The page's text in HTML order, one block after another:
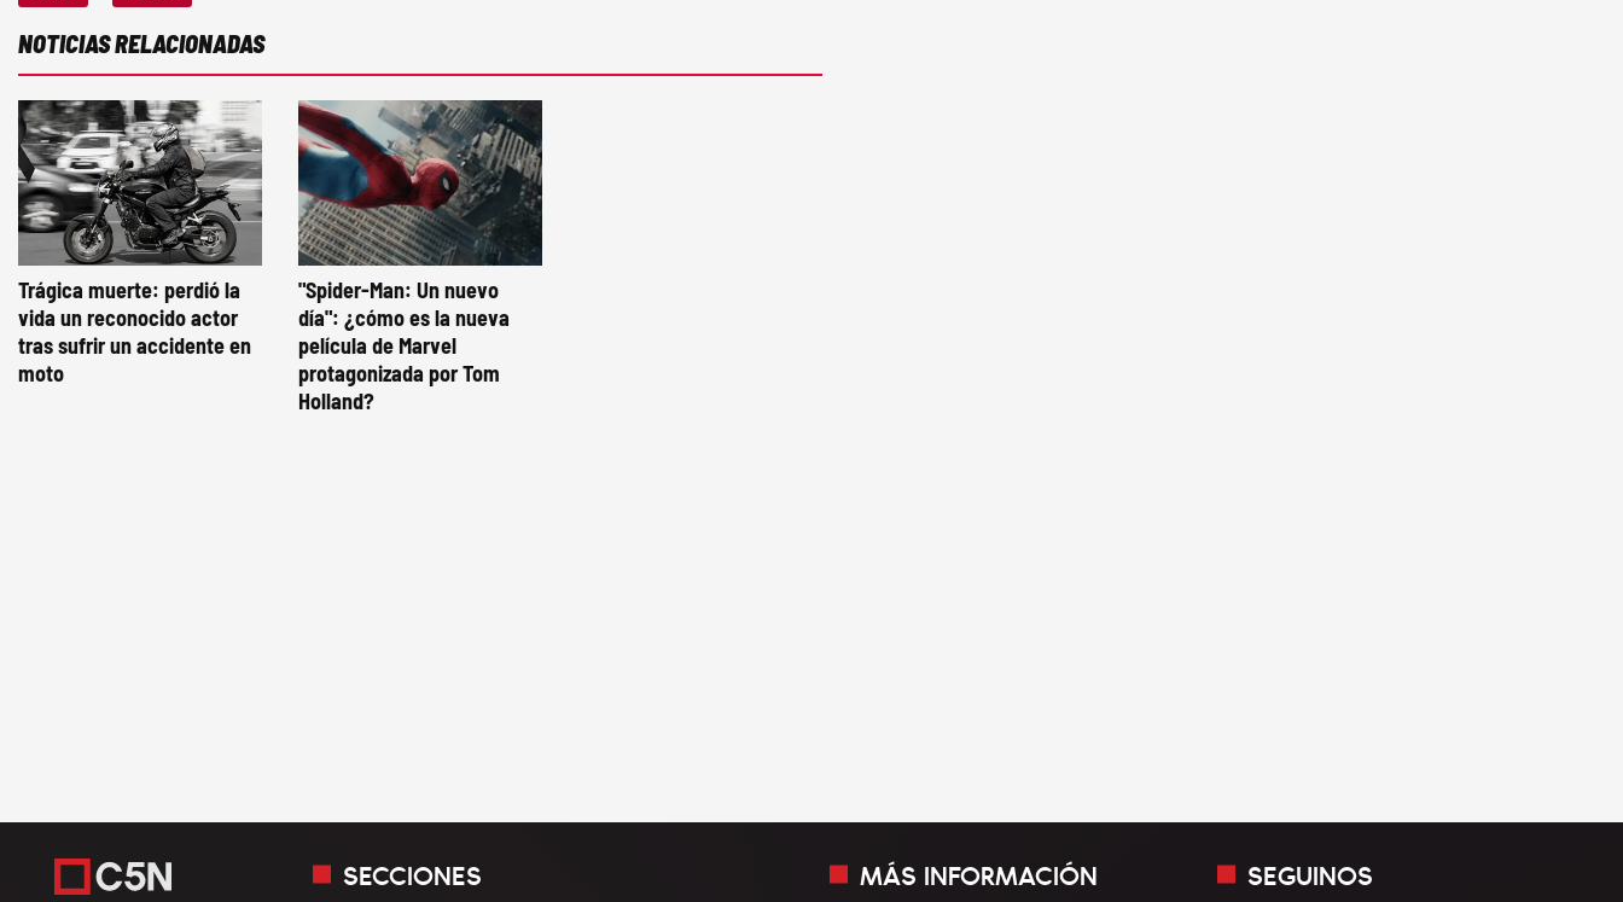
NOTICIAS RELACIONADAS
Trágica muerte: perdió la
vida un reconocido actor
tras sufrir un accidente en
moto
"Spider-Man: Un nuevo
día": ¿cómo es la nueva
película de Marvel
protagonizada por Tom
Holland?
SECCIONES MÁS INFORMACIÓN SEGUINOS